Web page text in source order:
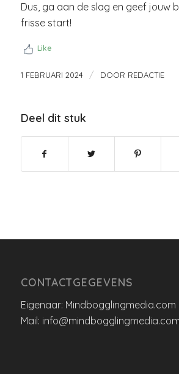
Dus, ga aan de slag en geef jouw
frisse start!
Like
1 FEBRUARI 2024 / DOOR REDACTIE
Deel dit stuk
CONTACTGEGEVENS
Eigenaar: Mindbogglingmedia.com
Mail: info@mindbogglingmedia.com